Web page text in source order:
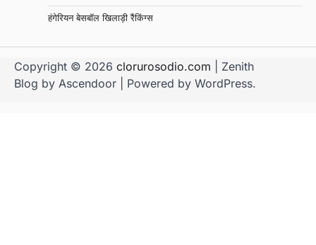
हंगेरियन बेसबॉल खिलाड़ी रैंकिंग्स
Copyright © 2026 clorurosodio.com | Zenith
Blog by Ascendoor | Powered by WordPress.